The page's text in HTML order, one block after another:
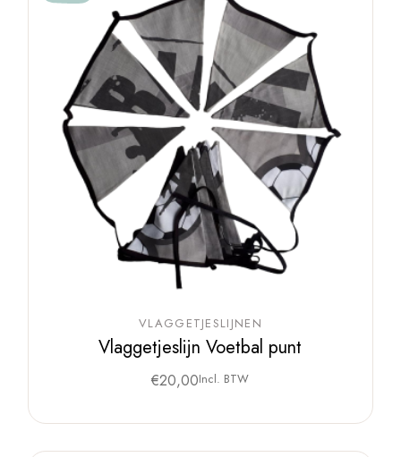
VLAGGETJESLIJNEN
Vlaggetjeslijn Voetbal punt
€20,00Incl. BTW